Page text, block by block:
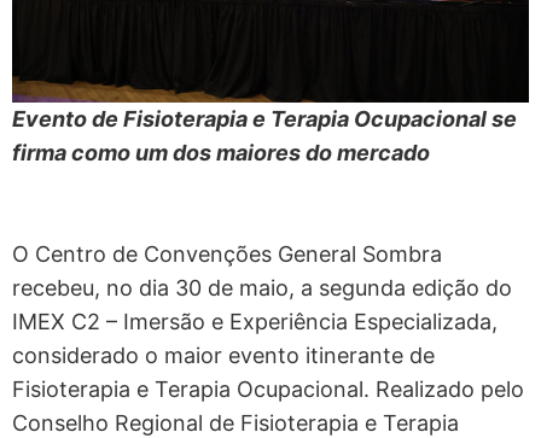
Evento de Fisioterapia e Terapia Ocupacional se
firma como um dos maiores do mercado
O Centro de Convenções General Sombra
recebeu, no dia 30 de maio, a segunda edição do
IMEX C2 – Imersão e Experiência Especializada,
considerado o maior evento itinerante de
Fisioterapia e Terapia Ocupacional. Realizado pelo
Conselho Regional de Fisioterapia e Terapia